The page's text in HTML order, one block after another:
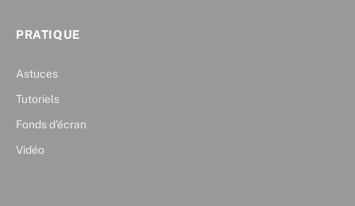
PRATIQUE
Astuces
Tutoriels
Fonds d’écran
Vidéo